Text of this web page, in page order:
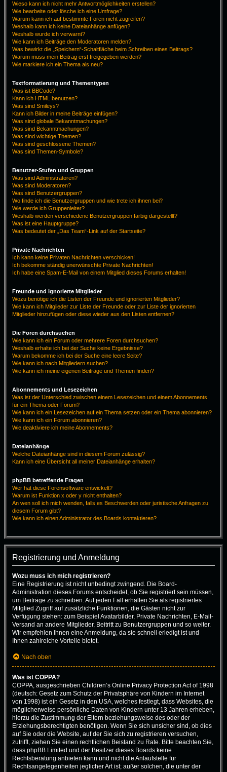
Wieso kann ich nicht mehr Antwortmöglichkeiten erstellen?
Wie bearbeite oder lösche ich eine Umfrage?
Warum kann ich auf bestimmte Foren nicht zugreifen?
Weshalb kann ich keine Dateianhänge anfügen?
Weshalb wurde ich verwarnt?
Wie kann ich Beiträge den Moderatoren melden?
Was bewirkt die „Speichern“-Schaltfläche beim Schreiben eines Beitrags?
Warum muss mein Beitrag erst freigegeben werden?
Wie markiere ich ein Thema als neu?
Textformatierung und Thementypen
Was ist BBCode?
Kann ich HTML benutzen?
Was sind Smileys?
Kann ich Bilder in meine Beiträge einfügen?
Was sind globale Bekanntmachungen?
Was sind Bekanntmachungen?
Was sind wichtige Themen?
Was sind geschlossene Themen?
Was sind Themen-Symbole?
Benutzer-Stufen und Gruppen
Was sind Administratoren?
Was sind Moderatoren?
Was sind Benutzergruppen?
Wo finde ich die Benutzergruppen und wie trete ich ihnen bei?
Wie werde ich Gruppenleiter?
Weshalb werden verschiedene Benutzergruppen farbig dargestellt?
Was ist eine Hauptgruppe?
Was bedeutet der „Das Team“-Link auf der Startseite?
Private Nachrichten
Ich kann keine Privaten Nachrichten verschicken!
Ich bekomme ständig unerwünschte Private Nachrichten!
Ich habe eine Spam-E-Mail von einem Mitglied dieses Forums erhalten!
Freunde und ignorierte Mitglieder
Wozu benötige ich die Listen der Freunde und ignorierten Mitglieder?
Wie kann ich Mitglieder zur Liste der Freunde oder zur Liste der ignorierten
Mitglieder hinzufügen oder diese wieder aus den Listen entfernen?
Die Foren durchsuchen
Wie kann ich ein Forum oder mehrere Foren durchsuchen?
Weshalb erhalte ich bei der Suche keine Ergebnisse?
Warum bekomme ich bei der Suche eine leere Seite?
Wie kann ich nach Mitgliedern suchen?
Wie kann ich meine eigenen Beiträge und Themen finden?
Abonnements und Lesezeichen
Was ist der Unterschied zwischen einem Lesezeichen und einem Abonnements
für ein Thema oder Forum?
Wie kann ich ein Lesezeichen auf ein Thema setzen oder ein Thema abonnieren?
Wie kann ich ein Forum abonnieren?
Wie deaktiviere ich meine Abonnements?
Dateianhänge
Welche Dateianhänge sind in diesem Forum zulässig?
Kann ich eine Übersicht all meiner Dateianhänge erhalten?
phpBB betreffende Fragen
Wer hat diese Forensoftware entwickelt?
Warum ist Funktion x oder y nicht enthalten?
An wen soll ich mich wenden, falls es Beschwerden oder juristische Anfragen zu
diesem Forum gibt?
Wie kann ich einen Administrator des Boards kontaktieren?
Registrierung und Anmeldung
Wozu muss ich mich registrieren?
Eine Registrierung ist nicht unbedingt zwingend. Die Board-
Administration dieses Forums entscheidet, ob Sie registriert sein müssen,
um Beiträge zu schreiben. Auf jeden Fall erhalten Sie als registriertes
Mitglied Zugriff auf zusätzliche Funktionen, die Gästen nicht zur
Verfügung stehen: zum Beispiel Avatarbilder, Private Nachrichten, E-Mail-
Versand an andere Mitglieder, Beitritt zu Benutzergruppen und so weiter.
Wir empfehlen Ihnen eine Anmeldung, da sie schnell erledigt ist und
Ihnen zahlreiche Vorteile bietet.
Nach oben
Was ist COPPA?
COPPA, ausgeschrieben Children’s Online Privacy Protection Act of 1998
(deutsch: Gesetz zum Schutz der Privatsphäre von Kindern im Internet
von 1998) ist ein Gesetz in den USA, welches festlegt, dass Websites, die
möglicherweise persönliche Daten von Kindern unter 13 Jahren erheben,
hierzu die Zustimmung der Eltern beziehungsweise des oder der
Erziehungsberechtigten benötigen. Wenn Sie sich unsicher sind, ob dies
auf Sie oder die Website, auf der Sie sich zu registrieren versuchen,
zutrifft, ziehen Sie einen rechtlichen Beistand zu Rate. Bitte beachten Sie,
dass phpBB Limited und der Besitzer dieses Boards keine
Rechtsberatung anbieten kann und nicht die Anlaufstelle für
Rechtsangelegenheiten jeglicher Art ist; außer solchen, die unter der